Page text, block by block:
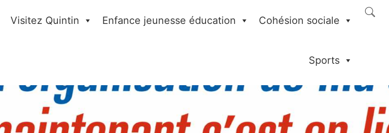
Visitez Quintin Enfance jeunesse éducation Cohésion sociale
Sports